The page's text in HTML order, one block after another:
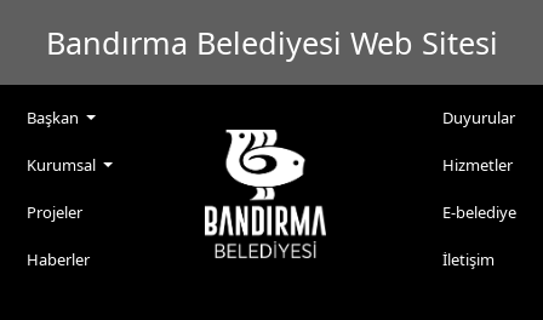
Bandırma Belediyesi Web Sitesi
Başkan
Kurumsal
Projeler
Haberler
Duyurular
Hizmetler
E-belediye
İletişim